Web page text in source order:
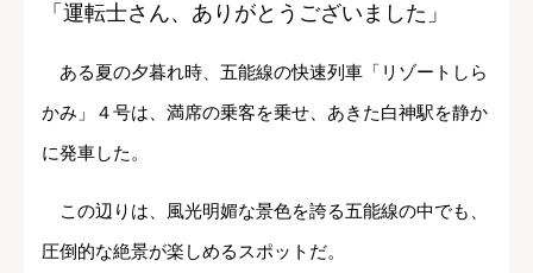
「運転士さん、ありがとうございました」
ある夏の夕暮れ時、五能線の快速列車「リゾートしら
かみ」４号は、満席の乗客を乗せ、あきた白神駅を静か
に発車した。
この辺りは、風光明媚な景色を誇る五能線の中でも、
圧倒的な絶景が楽しめるスポットだ。